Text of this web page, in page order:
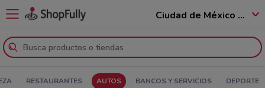
Ciudad de México - 12400
RESTAURANTES AUTOS BANCOS Y SERVICIOS DEPORTE